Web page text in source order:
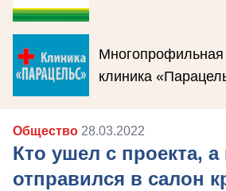
Многопрофильная
клиника
Общество 28.03.2022
Кто ушел с проекта, а
отправился в салон